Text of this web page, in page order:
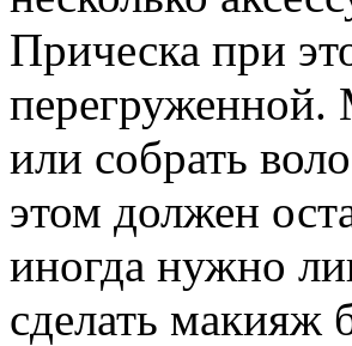
Прическа при
или собрать
этом должен
иногда нужно
сделать макияж